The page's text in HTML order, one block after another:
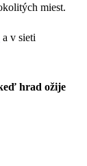
miest.
a v sieti
hrad ožije